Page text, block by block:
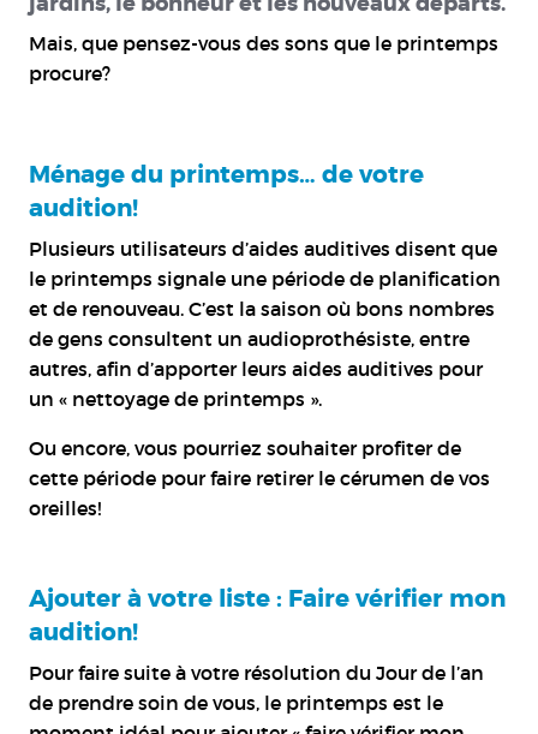
Mais, que pensez-vous des sons que le printemps
procure?
Ménage du printemps… de votre
audition!
Plusieurs utilisateurs d’aides auditives disent que
le printemps signale une période de planification
et de renouveau. C’est la saison où bons nombres
de gens consultent un audioprothésiste, entre
autres, afin d’apporter leurs aides auditives pour
un « nettoyage de printemps ».
Ou encore, vous pourriez souhaiter profiter de
cette période pour faire retirer le cérumen de vos
oreilles!
Ajouter à votre liste : Faire vérifier mon
audition!
Pour faire suite à votre résolution du Jour de l’an
de prendre soin de vous, le printemps est le